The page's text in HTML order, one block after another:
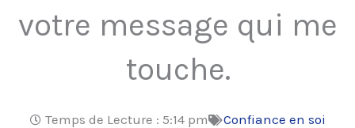
votre message qui me
touche.
Temps de Lecture : 5:14 pm Confiance en soi